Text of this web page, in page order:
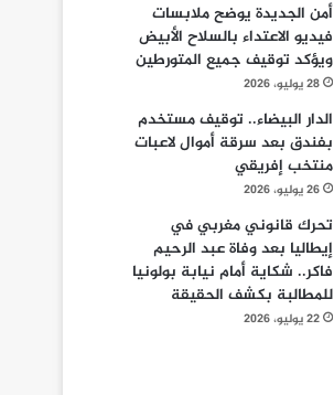
أمن الجديدة يوضح ملابسات
فيديو الاعتداء بالسلاح الأبيض
ويؤكد توقيف جميع المتورطين
28 يوليو، 2026
الدار البيضاء.. توقيف مستخدم
بفندق بعد سرقة أموال لاعبات
منتخب إفريقي
26 يوليو، 2026
تحرك قانوني مغربي في
إيطاليا بعد وفاة عبد الرحيم
فاكر.. شكاية أمام نيابة بولونيا
للمطالبة بكشف الحقيقة
22 يوليو، 2026